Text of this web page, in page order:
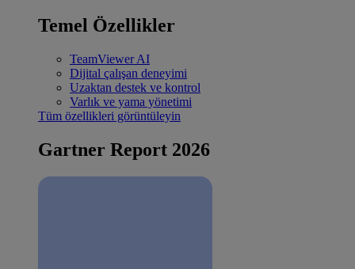
Temel Özellikler
TeamViewer AI
Dijital çalışan deneyimi
Uzaktan destek ve kontrol
Varlık ve yama yönetimi
Tüm özellikleri görüntüleyin
Gartner Report 2026